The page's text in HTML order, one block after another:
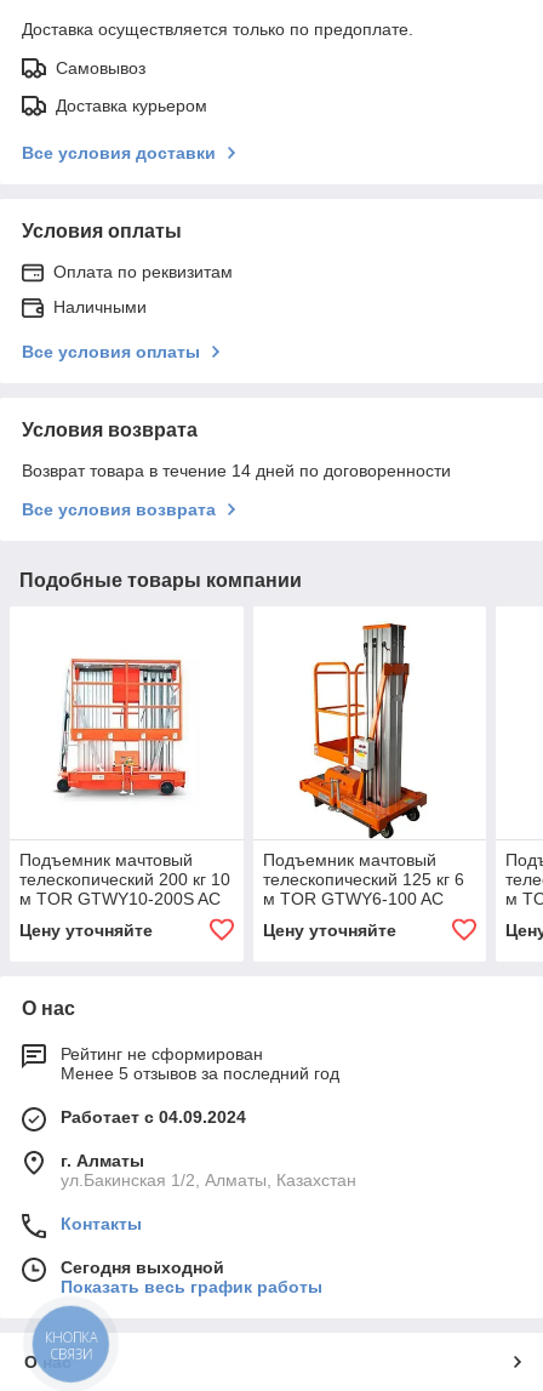
Доставка осуществляется только по предоплате.
Самовывоз
Доставка курьером
Все условия доставки
Условия оплаты
Оплата по реквизитам
Наличными
Все условия оплаты
Условия возврата
Возврат товара в течение 14 дней по договоренности
Все условия возврата
Подобные товары компании
Подъемник мачтовый
телескопический 200 кг 10
м TOR GTWY10-200S AC
220V 2-мачтовый (от сети)
(G)
Цену уточняйте
Подъемник мачтовый
телескопический 125 кг 6
м TOR GTWY6-100 AC
220V 1-мачтовый (от сети)
(G)
Цену уточняйте
м
(G)
О нас
Рейтинг не сформирован
Менее 5 отзывов за последний год
Работает с 04.09.2024
г. Алматы
ул.Бакинская 1/2, Алматы, Казахстан
Контакты
Сегодня выходной
Показать весь график работы
О нас
КНОПКА
СВЯЗИ